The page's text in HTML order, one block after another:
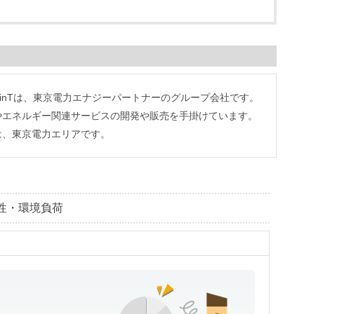
は、東京電力エナジーパートナーのグループ会社です。
ネルギー関連サービスの開発や販売を手掛けています。
東京電力エリアです。
・環境負荷